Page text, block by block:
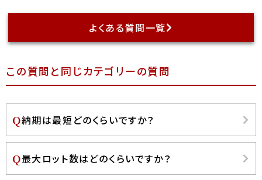
よくある質問一覧
この質問と同じカテゴリーの質問
納期は最短どのくらいですか？
最大ロット数はどのくらいですか？